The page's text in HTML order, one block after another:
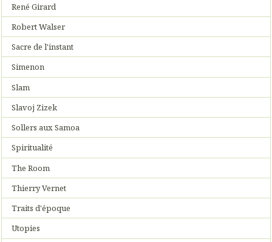
René Girard
Robert Walser
Sacre de l'instant
Simenon
Slam
Slavoj Zizek
Sollers aux Samoa
Spiritualité
The Room
Thierry Vernet
Traits d'époque
Utopies